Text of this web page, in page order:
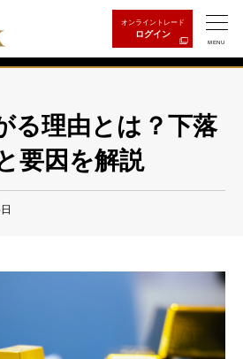
オンライントレード
ログイン
MENU
る理由とは？下落
要因を解説